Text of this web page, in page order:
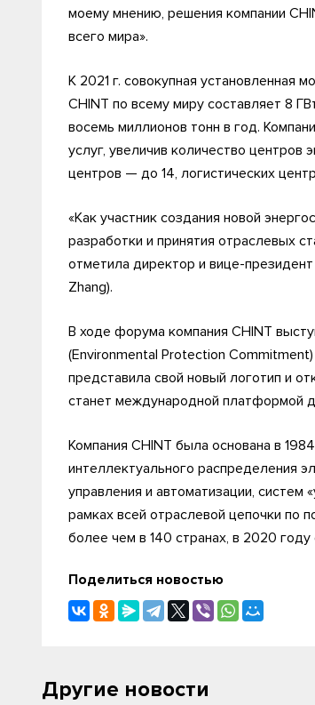
моему мнению, решения компании
всего мира».
К 2021 г. совокупная установленная
CHINT по всему миру составляет 8
восемь миллионов тонн в год.
услуг, увеличив количество
центров — до 14, логистических
«Как участник создания новой
разработки и принятия отраслевых
отметила директор и вице-
Zhang).
В ходе форума компания CHINT
(Environmental Protection
представила свой новый логотип и
станет международной платформой
Компания CHINT была основана в
интеллектуального распределения
управления и автоматизации,
рамках всей отраслевой цепочки по
более чем в 140 странах, в 2020
Поделиться новостью
Другие новости